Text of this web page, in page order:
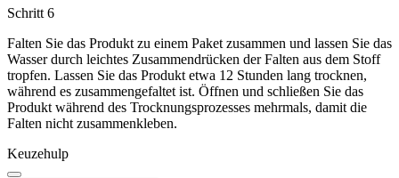
Schritt 6
Falten Sie das Produkt zu einem Paket zusammen und lassen Sie das
Wasser durch leichtes Zusammendrücken der Falten aus dem Stoff
tropfen. Lassen Sie das Produkt etwa 12 Stunden lang trocknen,
während es zusammengefaltet ist. Öffnen und schließen Sie das
Produkt während des Trocknungsprozesses mehrmals, damit die
Falten nicht zusammenkleben.
Keuzehulp